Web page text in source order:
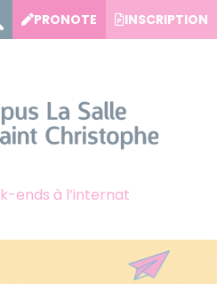
PRONOTE INSCRIPTION
ends à l’internat